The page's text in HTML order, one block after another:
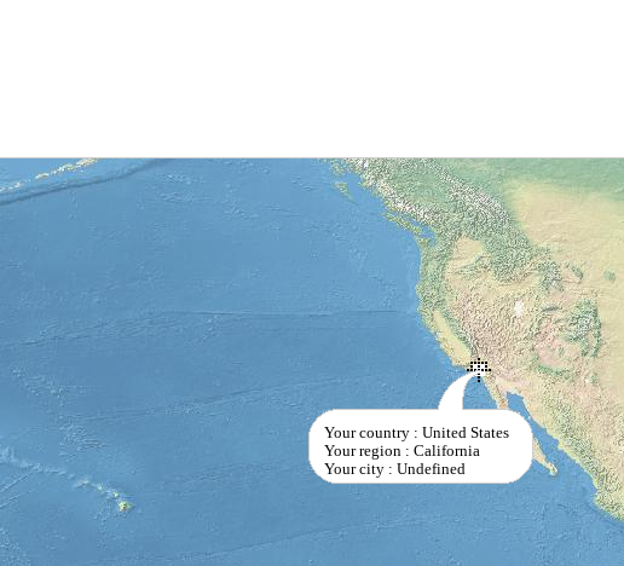
Your country : United States
Your region : California
Your city : Undefined